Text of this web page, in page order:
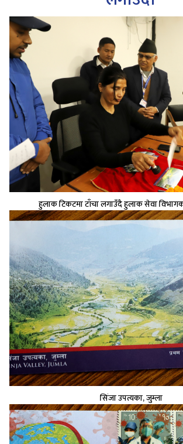
हुलाक टिकटमा टाँचा लगाउँदै हुलाक सेवा
सिंजा उपत्यका, जुम्ला